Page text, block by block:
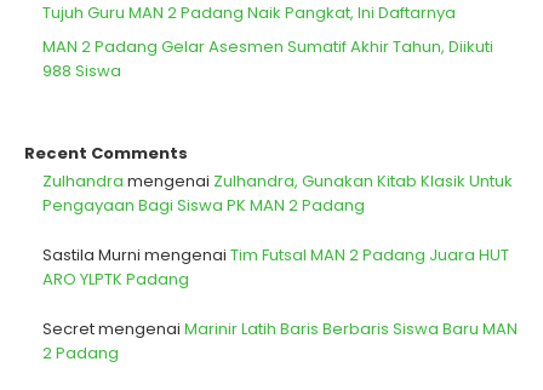
Tujuh Guru MAN 2 Padang Naik Pangkat, Ini Daftarnya
MAN 2 Padang Gelar Asesmen Sumatif Akhir Tahun, Diikuti
988 Siswa
Recent Comments
Zulhandra mengenai Zulhandra, Gunakan Kitab Klasik Untuk
Pengayaan Bagi Siswa PK MAN 2 Padang
Sastila Murni mengenai Tim Futsal MAN 2 Padang Juara HUT
ARO YLPTK Padang
Secretmengenai Marinir Latih Baris Berbaris Siswa Baru MAN
2 Padang